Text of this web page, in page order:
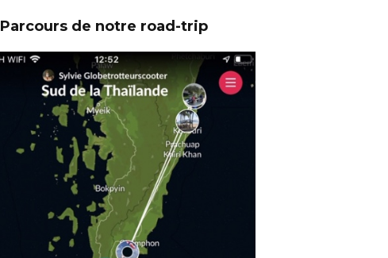
Parcours de notre road-trip